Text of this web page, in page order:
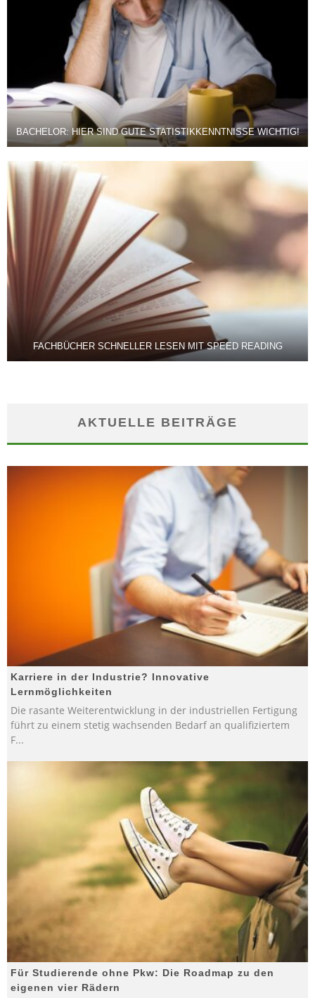
BACHELOR: HIER SIND GUTE STATISTIKKENNTNISSE WICHTIG!
FACHBÜCHER SCHNELLER LESEN MIT SPEED READING
AKTUELLE BEITRÄGE
Karriere in der Industrie? Innovative
Lernmöglichkeiten
Die rasante Weiterentwicklung in der industriellen Fertigung
führt zu einem stetig wachsenden Bedarf an qualifiziertem
F...
Für Studierende ohne Pkw: Die Roadmap zu den
eigenen vier Rädern